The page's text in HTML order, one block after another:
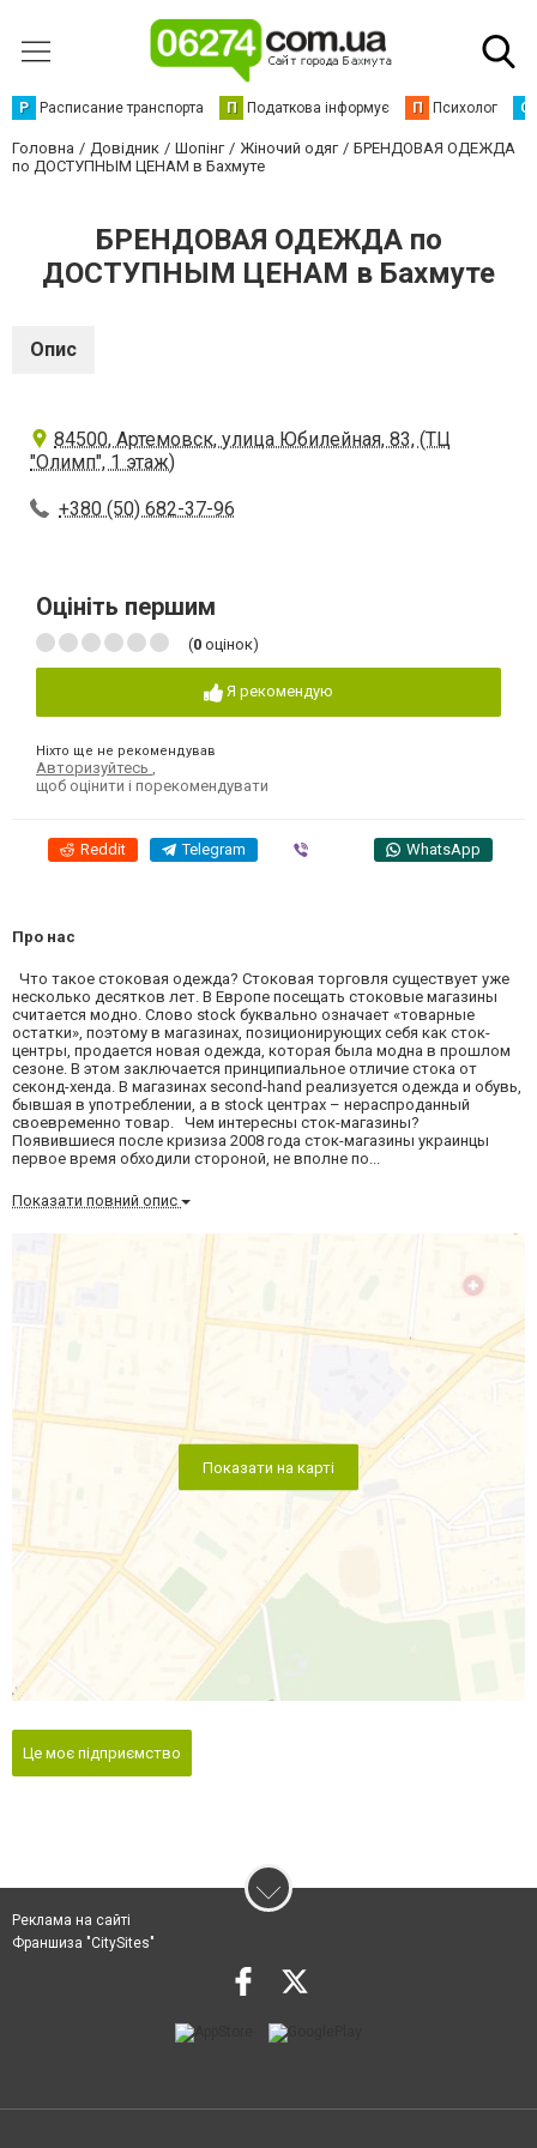
Р Расписание транспорта П Податкова інформує П Психолог С
Головна Довідник Шопінг Жіночий одяг
БРЕНДОВАЯ ОДЕЖДА
по ДОСТУПНЫМ ЦЕНАМ в Бахмуте
БРЕНДОВАЯ ОДЕЖДА по
ДОСТУПНЫМ ЦЕНАМ в Бахмуте
Опис
84500, Артемовск, улица Юбилейная, 83, (ТЦ
"Олимп", 1 этаж)
+380 (50) 682-37-96
Оцініть першим
(0 оцінок)
Я рекомендую
Ніхто ще не рекомендував
Авторизуйтесь
щоб оцінити і порекомендувати
Reddit Telegram WhatsApp
Про нас
Что такое стоковая одежда? Стоковая торговля существует уже
несколько десятков лет. В Европе посещать стоковые магазины
считается модно. Слово stock буквально означает «товарные
остатки», поэтому в магазинах, позиционирующих себя как сток-
центры, продается новая одежда, которая была модна в прошлом
сезоне. В этом заключается принципиальное отличие стока от
секонд-хенда. В магазинах second-hand реализуется одежда и обувь,
бывшая в употреблении, а в stock центрах – нераспроданный
своевременно товар. Чем интересны сток-магазины?
Появившиеся после кризиза 2008 года сток-магазины украинцы
первое время обходили стороной, не вполне по...
Показати повний опис
Показати на карті
Це моє підприємство
Реклама на сайті
Франшиза "CitySites"